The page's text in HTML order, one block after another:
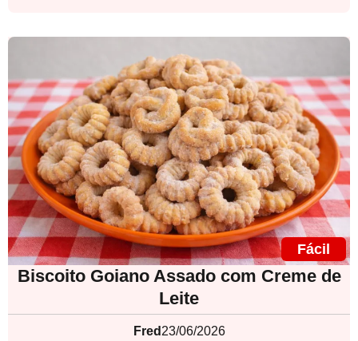
Fácil
Biscoito Goiano Assado com Creme de
Leite
Fred 23/06/2026